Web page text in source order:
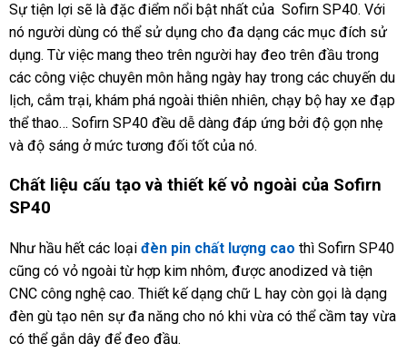
Sự tiện lợi sẽ là đặc điểm nổi bật nhất của Sofirn SP40. Với
nó người dùng có thể sử dụng cho đa dạng các mục đích sử
dụng. Từ việc mang theo trên người hay đeo trên đầu trong
các công việc chuyên môn hằng ngày hay trong các chuyến du
lịch, cắm trại, khám phá ngoài thiên nhiên, chạy bộ hay xe đạp
thể thao… Sofirn SP40 đều dễ dàng đáp ứng bởi độ gọn nhẹ
và độ sáng ở mức tương đối tốt của nó.
Chất liệu cấu tạo và thiết kế vỏ ngoài của Sofirn
SP40
Như hầu hết các loại đèn pin chất lượng cao thì Sofirn SP40
cũng có vỏ ngoài từ hợp kim nhôm, được anodized và tiện
CNC công nghệ cao. Thiết kế dạng chữ L hay còn gọi là dạng
đèn gù tạo nên sự đa năng cho nó khi vừa có thể cầm tay vừa
có thể gắn dây để đeo đầu.